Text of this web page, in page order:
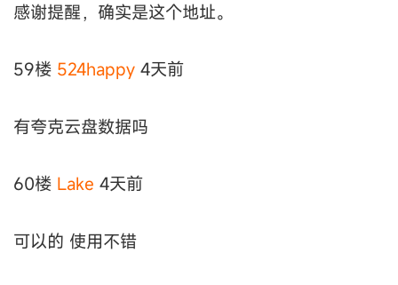
感谢提醒，确实是这个地址。
59楼 524happy 4天前
有夸克云盘数据吗
60楼 Lake 4天前
可以的 使用不错